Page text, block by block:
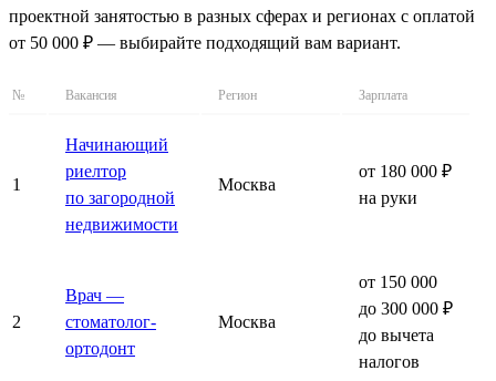
проектной занятостью в разных сферах и регионах с оплатой
от 50 000 ₽ — выбирайте подходящий вам вариант.
№ Вакансия Регион Зарплата
1
Начинающий
риелтор
по загородной
недвижимости
Москва
от 180 000 ₽
на руки
2
Врач —
стоматолог-
ортодонт
Москва
от 150 000
до 300 000 ₽
до вычета
налогов